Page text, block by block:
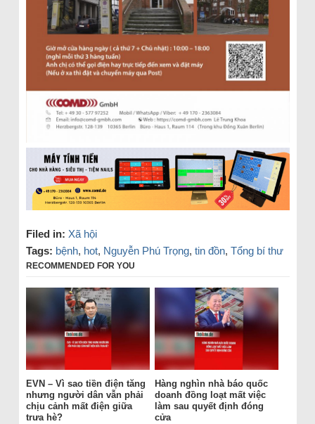
Filed in: Xã hội
Tags: bệnh, hot, Nguyễn Phú Trọng, tin đồn, Tổng bí thư
RECOMMENDED FOR YOU
EVN – Vì sao tiền điện tăng
nhưng người dân vẫn phải
chịu cảnh mất điện giữa
trưa hè?
Hàng nghìn nhà báo quốc
doanh đồng loạt mất việc
làm sau quyết định đóng
cửa